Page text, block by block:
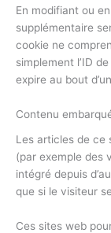
En modifiant ou
supplémentaire
cookie ne
simplement l’ID
expire au bout
Contenu
Les articles de ce
(par exemple des
intégré depuis
que si le visiteur
Ces sites web